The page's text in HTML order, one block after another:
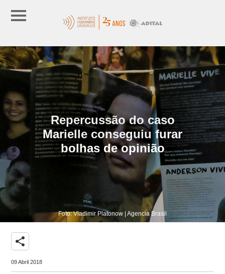
Repercussão do caso
Marielle conseguiu furar
bolhas de opinião
Foto: Vladimir Platonow | Agencia Brasil
share
09 Abril 2018